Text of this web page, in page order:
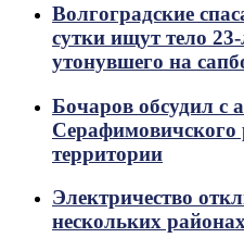
Волгоградские
сутки ищут тело
утонувшего на
Бочаров обсудил с
Серафимовичского
территории
Электричество
нескольких